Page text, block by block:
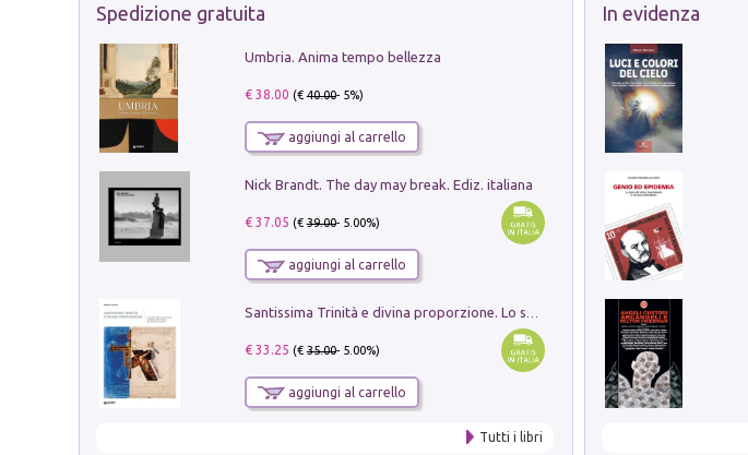
Spedizione gratuita
Umbria. Anima tempo bellezza
€ 38.00 (€40.00- 5%)
aggiungi al carrello
Nick Brandt. The day may break. Ediz. italiana
€ 37.05 (€39.00- 5.00%)
aggiungi al carrello
€ 33.25 (€35.00- 5.00%)
aggiungi al carrello
Tutti i libri
In evidenza